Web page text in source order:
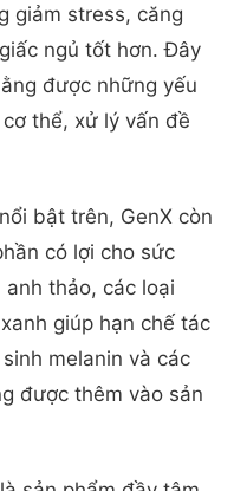
giảm stress, căng
ngủ tốt hơn. Đây
được những yếu
thể, xử lý vấn đề
bật trên, GenX còn
có lợi cho sức
thảo, các loại
giúp hạn chế tác
melanin và các
được thêm vào sản